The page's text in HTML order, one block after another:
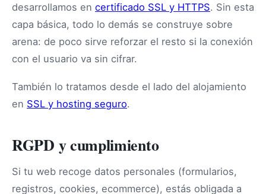
desarrollamos en certificado SSL y HTTPS. Sin esta
capa básica, todo lo demás se construye sobre
arena: de poco sirve reforzar el resto si la conexión
con el usuario va sin cifrar.
También lo tratamos desde el lado del alojamiento
en SSL y hosting seguro.
RGPD y cumplimiento
Si tu web recoge datos personales (formularios,
registros, cookies, ecommerce), estás obligada a